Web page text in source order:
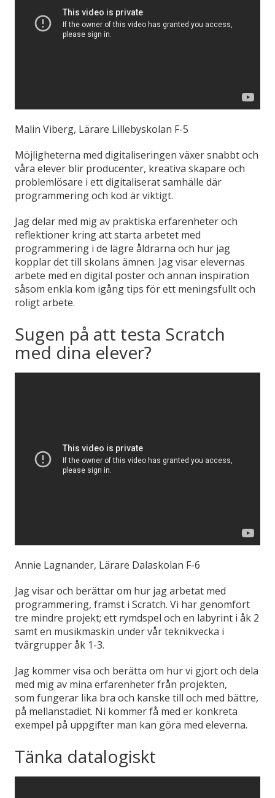
Malin Viberg, Lärare Lillebyskolan F-5
Möjligheterna med digitaliseringen växer snabbt och
våra elever blir producenter, kreativa skapare och
problemlösare i ett digitaliserat samhälle där
programmering och kod är viktigt.
Jag delar med mig av praktiska erfarenheter och
reflektioner kring att starta arbetet med
programmering i de lägre åldrarna och hur jag
kopplar det till skolans ämnen. Jag visar elevernas
arbete med en digital poster och annan inspiration
såsom enkla kom igång tips för ett meningsfullt och
roligt arbete.
Sugen på att testa Scratch
med dina elever?
Annie Lagnander, Lärare Dalaskolan F-6
Jag visar och berättar om hur jag arbetat med
programmering, främst i Scratch. Vi har genomfört
tre mindre projekt; ett rymdspel och en labyrint i åk 2
samt en musikmaskin under vår teknikvecka i
tvärgrupper åk 1-3.
Jag kommer visa och berätta om hur vi gjort och dela
med mig av mina erfarenheter från projekten,
som fungerar lika bra och kanske till och med bättre,
på mellanstadiet. Ni kommer få med er konkreta
exempel på uppgifter man kan göra med eleverna.
Tänka datalogiskt